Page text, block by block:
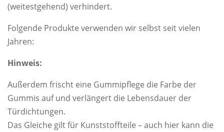
(weitestgehend) verhindert.
Folgende Produkte verwenden wir selbst seit vielen
Jahren:
Hinweis:
Außerdem frischt eine Gummipflege die Farbe der
Gummis auf und verlängert die Lebensdauer der
Türdichtungen.
Das Gleiche gilt für Kunststoffteile – auch hier kann die